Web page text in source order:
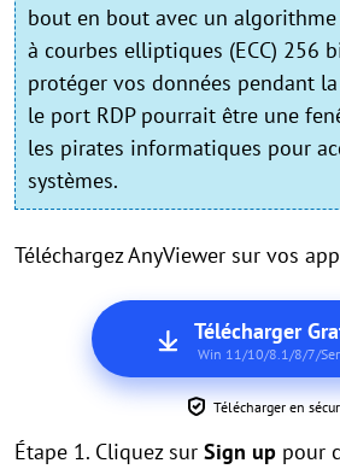
bout en bout avec un
à courbes elliptiques (ECC) 256
protéger vos données pendant
le port RDP pourrait être une
les pirates informatiques pour
systèmes.
Téléchargez AnyViewer sur vos
Télécharger
Win 11/10/8.1/8/7/
Télécharger en
Étape 1. Cliquez sur Sign up pour